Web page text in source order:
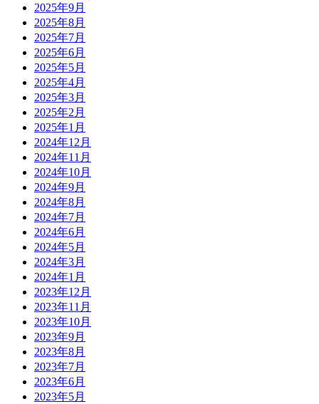
2025年9月
2025年8月
2025年7月
2025年6月
2025年5月
2025年4月
2025年3月
2025年2月
2025年1月
2024年12月
2024年11月
2024年10月
2024年9月
2024年8月
2024年7月
2024年6月
2024年5月
2024年3月
2024年1月
2023年12月
2023年11月
2023年10月
2023年9月
2023年8月
2023年7月
2023年6月
2023年5月